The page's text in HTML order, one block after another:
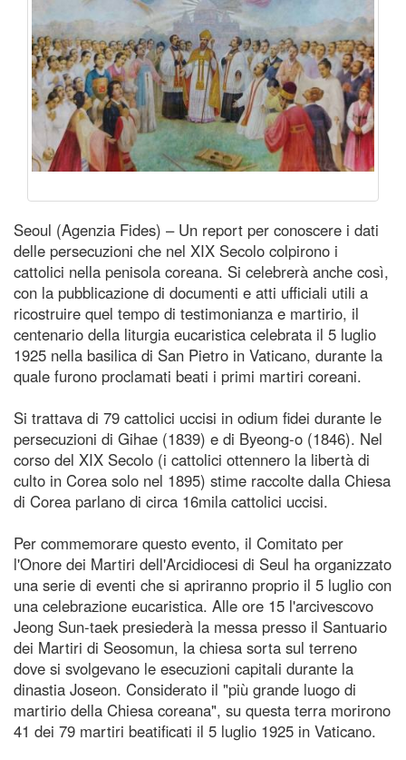
Seoul (Agenzia Fides) – Un report per conoscere i dati
delle persecuzioni che nel XIX Secolo colpirono i
cattolici nella penisola coreana. Si celebrerà anche così,
con la pubblicazione di documenti e atti ufficiali utili a
ricostruire quel tempo di testimonianza e martirio, il
centenario della liturgia eucaristica celebrata il 5 luglio
1925 nella basilica di San Pietro in Vaticano, durante la
quale furono proclamati beati i primi martiri coreani.
Si trattava di 79 cattolici uccisi in odium fidei durante le
persecuzioni di Gihae (1839) e di Byeong-o (1846). Nel
corso del XIX Secolo (i cattolici ottennero la libertà di
culto in Corea solo nel 1895) stime raccolte dalla Chiesa
di Corea parlano di circa 16mila cattolici uccisi.
Per commemorare questo evento, il Comitato per
l'Onore dei Martiri dell'Arcidiocesi di Seul ha organizzato
una serie di eventi che si apriranno proprio il 5 luglio con
una celebrazione eucaristica. Alle ore 15 l'arcivescovo
Jeong Sun-taek presiederà la messa presso il Santuario
dei Martiri di Seosomun, la chiesa sorta sul terreno
dove si svolgevano le esecuzioni capitali durante la
dinastia Joseon. Considerato il "più grande luogo di
martirio della Chiesa coreana", su questa terra morirono
41 dei 79 martiri beatificati il 5 luglio 1925 in Vaticano.